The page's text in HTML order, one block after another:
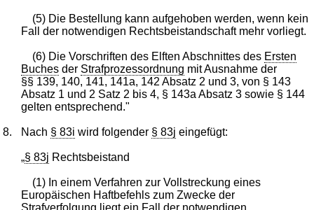
(5) Die Bestellung kann aufgehoben werden, wenn kein
Fall der notwendigen Rechtsbeistandschaft mehr vorliegt.
(6) Die Vorschriften des Elften Abschnittes des Ersten
Buches der Strafprozessordnung mit Ausnahme der
§§ 139, 140, 141, 141a, 142 Absatz 2 und 3, von § 143
Absatz 1 und 2 Satz 2 bis 4, § 143a Absatz 3 sowie § 144
gelten entsprechend."
8. Nach § 83i wird folgender § 83j eingefügt:
„§ 83j Rechtsbeistand
(1) In einem Verfahren zur Vollstreckung eines
Europäischen Haftbefehls zum Zwecke der
Strafverfolgung liegt ein Fall der notwendigen